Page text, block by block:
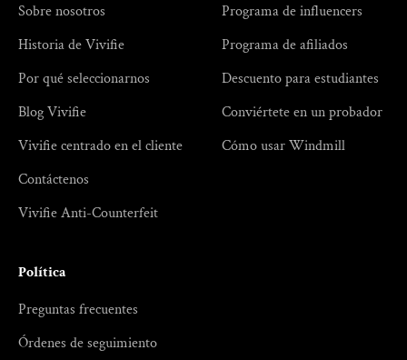
Sobre nosotros
Historia de Vivifie
Por qué seleccionarnos
Blog Vivifie
Vivifie centrado en el cliente
Contáctenos
Vivifie Anti-Counterfeit
Programa de influencers
Programa de afiliados
Descuento para estudiantes
Conviértete en un probador
Cómo usar Windmill
Política
Preguntas frecuentes
Órdenes de seguimiento